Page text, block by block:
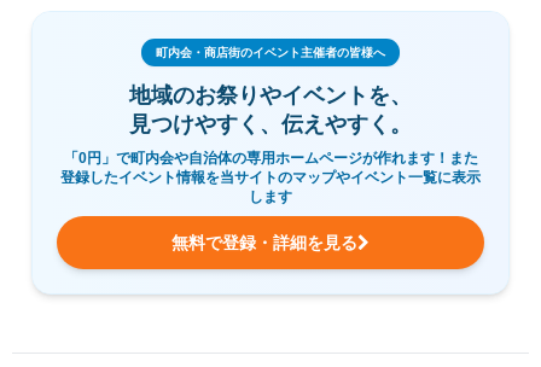
町内会・商店街のイベント主催者の皆様へ
地域のお祭りやイベントを、
見つけやすく、伝えやすく。
「0円」で町内会や自治体の専用ホームページが作れます！また
登録したイベント情報を当サイトのマップやイベント一覧に表示
します
無料で登録・詳細を見る